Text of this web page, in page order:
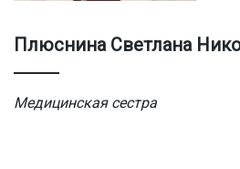
Плюснина Светлана
Медицинская сестра